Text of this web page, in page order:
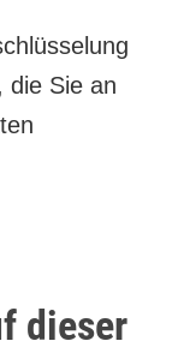
die Sie an
dieser